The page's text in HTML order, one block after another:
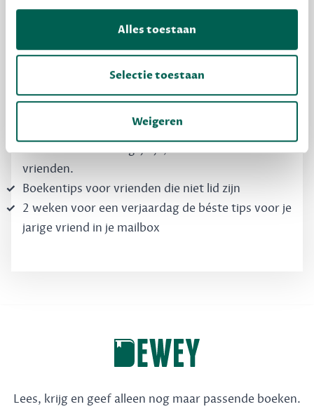
Alles toestaan
Selectie toestaan
Weigeren
vrienden. Krijg én geef betere cadeaus.
Schrijf nu gratis in
Automatisch verlanglijstje, deelbaar met
vrienden.
Boekentips voor vrienden die niet lid zijn
2 weken voor een verjaardag de béste tips voor je
jarige vriend in je mailbox
Lees, krijg en geef alleen nog maar passende boeken.